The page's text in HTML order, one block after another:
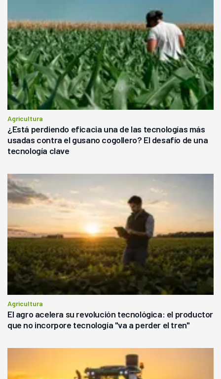
Agricultura
¿Está perdiendo eficacia una de las tecnologías más
usadas contra el gusano cogollero? El desafío de una
tecnología clave
Agricultura
El agro acelera su revolución tecnológica: el productor
que no incorpore tecnología "va a perder el tren"